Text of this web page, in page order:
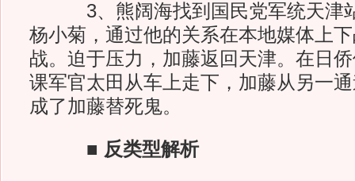
3、熊阔海找到国民党军统天津站
杨小菊，通过他的关系在本地媒体上
战。迫于压力，加藤返回天津。在日
课军官太田从车上走下，加藤从另一
成了加藤替死鬼。
■ 反类型解析